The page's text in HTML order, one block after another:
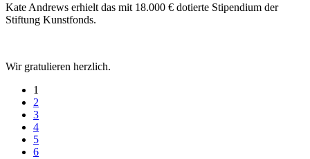
Kate Andrews erhielt das mit 18.000 € dotierte Stipendium der
Stiftung Kunstfonds.
Wir gratulieren herzlich.
1
2
3
4
5
6